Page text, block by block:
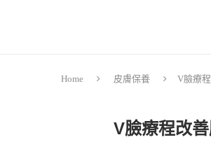
Home 皮膚保養 V臉療
V臉療程改